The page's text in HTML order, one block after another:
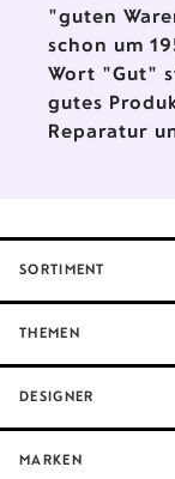
"guten
schon um
Wort "Gut"
gutes
Reparatur
SORTIMENT
THEMEN
DESIGNER
MARKEN